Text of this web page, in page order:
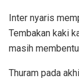
Inter nyaris
Tembakan kaki
masih
Thuram pada